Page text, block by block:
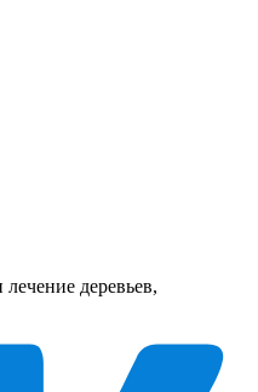
деревьев,